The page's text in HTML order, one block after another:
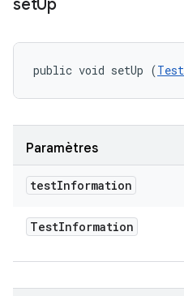
setUp
public void setUp (
Paramètres
testInformation
TestInformation